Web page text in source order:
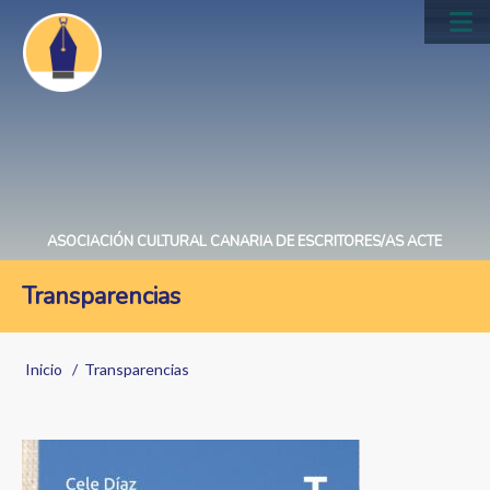
Pasar
contenido
principal
ASOCIACIÓN CULTURAL CANARIA DE ESCRITORES/AS ACTE
Transparencias
Sobrescribir
de
ayuda
Inicio Transparencias
Image